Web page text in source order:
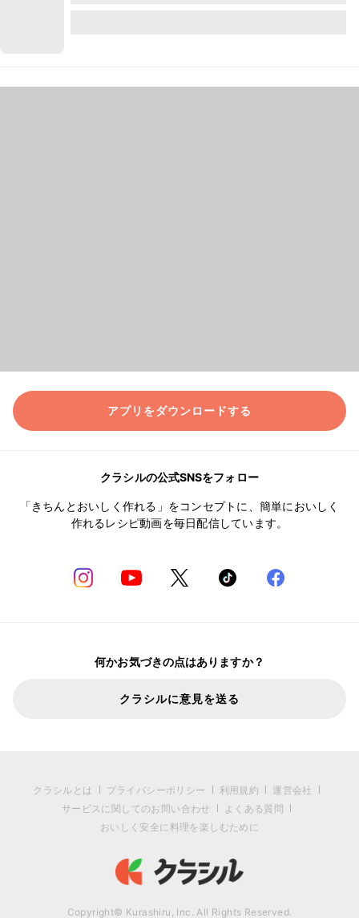
アプリをダウンロードする
クラシルの公式SNSをフォロー
「きちんとおいしく作れる」をコンセプトに、簡単においしく
作れるレシピ動画を毎日配信しています。
何かお気づきの点はありますか？
クラシルに意見を送る
クラシルとは プライバシーポリシー 利用規約
運営会社
サービスに関してのお問い合わせ
よくある質問
おいしく安全に料理を楽しむために
Copyright© Kurashiru, Inc. All Rights Reserved.